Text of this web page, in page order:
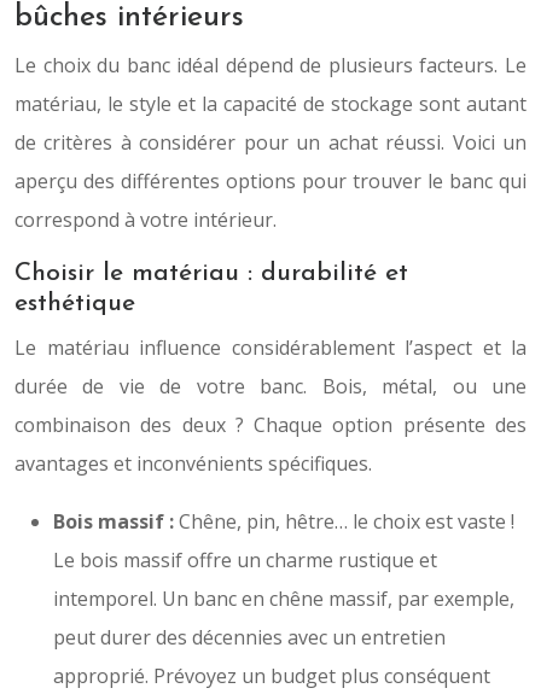
bûches intérieurs
Le choix du banc idéal dépend de plusieurs facteurs. Le
matériau, le style et la capacité de stockage sont autant
de critères à considérer pour un achat réussi. Voici un
aperçu des différentes options pour trouver le banc qui
correspond à votre intérieur.
Choisir le matériau : durabilité et
esthétique
Le matériau influence considérablement l’aspect et la
durée de vie de votre banc. Bois, métal, ou une
combinaison des deux ? Chaque option présente des
avantages et inconvénients spécifiques.
Bois massif :Chêne, pin, hêtre… le choix est vaste !
Le bois massif offre un charme rustique et
intemporel. Un banc en chêne massif, par exemple,
peut durer des décennies avec un entretien
approprié. Prévoyez un budget plus conséquent